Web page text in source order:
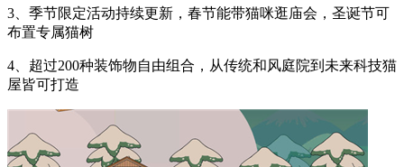
3、季节限定活动持续更新，春节能带猫咪逛庙会，圣诞节可
布置专属猫树
4、超过200种装饰物自由组合，从传统和风庭院到未来科技猫
屋皆可打造